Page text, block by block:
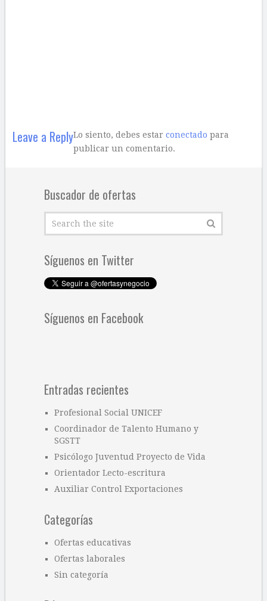
Leave a ReplyLo siento, debes estar conectado para
publicar un comentario.
Buscador de ofertas
Síguenos en Twitter
Síguenos en Facebook
Entradas recientes
Profesional Social UNICEF
Coordinador de Talento Humano y
SGSTT
Psicólogo Juventud Proyecto de Vida
Orientador Lecto-escritura
Auxiliar Control Exportaciones
Categorías
Ofertas educativas
Ofertas laborales
Sin categoría